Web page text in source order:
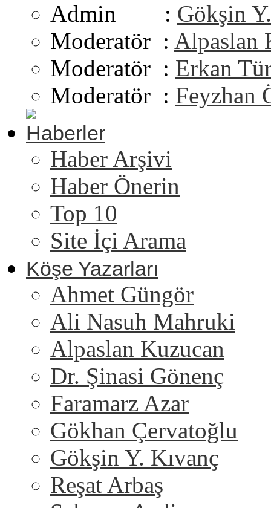
Admin : Gökşin
Moderatör : Alpaslan
Moderatör : Erkan
Moderatör : Feyzhan
Haberler
Haber Arşivi
Haber Önerin
Top 10
Site İçi Arama
Köşe Yazarları
Ahmet Güngör
Ali Nasuh Mahruki
Alpaslan Kuzucan
Dr. Şinasi Gönenç
Faramarz Azar
Gökhan Çervatoğlu
Gökşin Y. Kıvanç
Reşat Arbaş